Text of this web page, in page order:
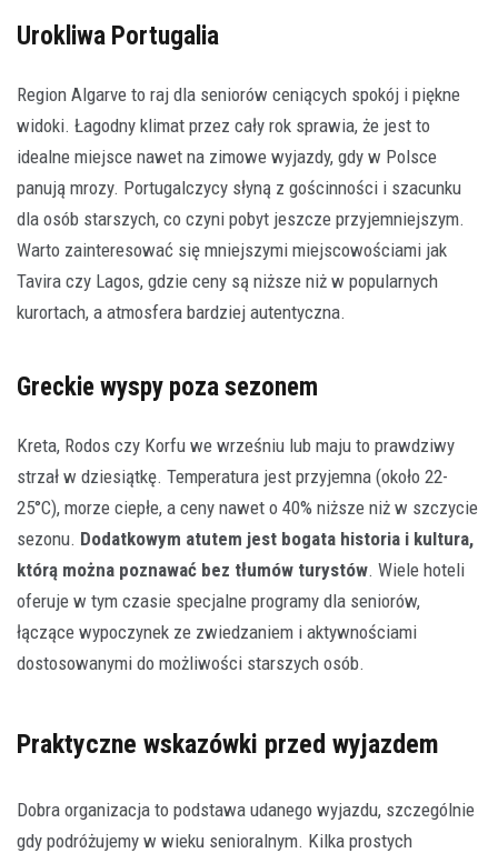
Urokliwa Portugalia
Region Algarve to raj dla seniorów ceniących spokój i piękne
widoki. Łagodny klimat przez cały rok sprawia, że jest to
idealne miejsce nawet na zimowe wyjazdy, gdy w Polsce
panują mrozy. Portugalczycy słyną z gościnności i szacunku
dla osób starszych, co czyni pobyt jeszcze przyjemniejszym.
Warto zainteresować się mniejszymi miejscowościami jak
Tavira czy Lagos, gdzie ceny są niższe niż w popularnych
kurortach, a atmosfera bardziej autentyczna.
Greckie wyspy poza sezonem
Kreta, Rodos czy Korfu we wrześniu lub maju to prawdziwy
strzał w dziesiątkę. Temperatura jest przyjemna (około 22-
25°C), morze ciepłe, a ceny nawet o 40% niższe niż w szczycie
sezonu. Dodatkowym atutem jest bogata historia i kultura,
którą można poznawać bez tłumów turystów. Wiele hoteli
oferuje w tym czasie specjalne programy dla seniorów,
łączące wypoczynek ze zwiedzaniem i aktywnościami
dostosowanymi do możliwości starszych osób.
Praktyczne wskazówki przed wyjazdem
Dobra organizacja to podstawa udanego wyjazdu, szczególnie
gdy podróżujemy w wieku senioralnym. Kilka prostych